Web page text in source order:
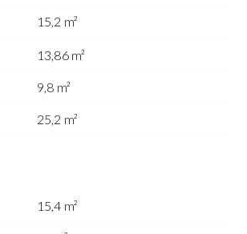
15,2 m²
13,86 m²
9,8 m²
25,2 m²
15,4 m²